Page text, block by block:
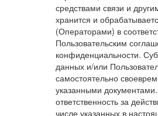
средствами связи и
хранится и
(Операторами) в
Пользовательским
конфиденциальности.
данных и/или
самостоятельно
указанными
ответственность за
числе указанных в